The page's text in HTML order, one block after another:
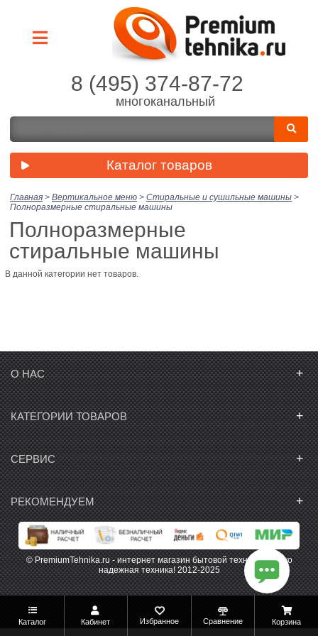
8 (495) 374-87-72
многоканальный
Каталог товаров
Главная > Вертикальное меню > Стиральные и сушильные машины >
Полноразмерные стиральные машины
Полноразмерные
стиральные машины
В данной категории нет товаров.
Каталог Кабинет Избранное Сравнение Корзина
О НАС +
КАТЕГОРИИ ТОВАРОВ +
СЕРВИС +
РЕКОМЕНДУЕМ +
© PremiumTehnika.ru - интернет магазин бытовой техники. Только
надежная техника! 2012-2025